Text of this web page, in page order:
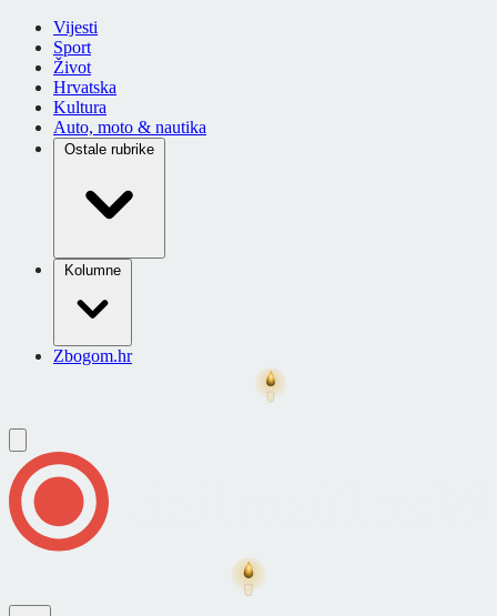
Vijesti
Sport
Život
Hrvatska
Kultura
Auto, moto & nautika
Ostale rubrike
Kolumne
Zbogom.hr